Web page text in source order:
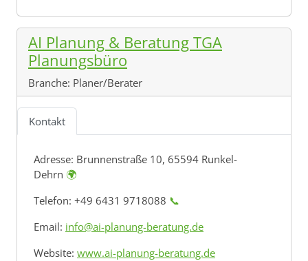
AI Planung & Beratung TGA
Planungsbüro
Branche: Planer/Berater
Kontakt
Adresse: Brunnenstraße 10, 65594 Runkel-
Dehrn 🌍
Telefon: +49 6431 9718088 📞
Email: info@ai-planung-beratung.de
Website: www.ai-planung-beratung.de